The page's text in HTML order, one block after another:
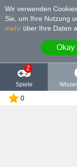
Wir verwenden
Sie, um Ihre Nutzung
mehr über Ihre Daten
Okay
2
Spiele
0